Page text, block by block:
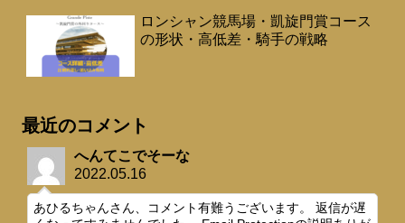
ロンシャン競馬場・凱旋門賞コース
の形状・高低差・騎手の戦略
最近のコメント
へんてこでそーな
2022.05.16
あひるちゃんさん、コメント有難うございます。 返信が遅